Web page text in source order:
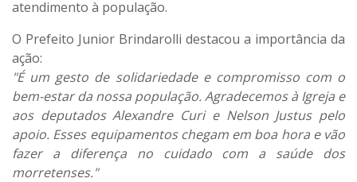
atendimento à população.
O Prefeito Junior Brindarolli destacou a importância da
ação:
"É um gesto de solidariedade e compromisso com o
bem-estar da nossa população. Agradecemos à Igreja e
aos deputados Alexandre Curi e Nelson Justus pelo
apoio. Esses equipamentos chegam em boa hora e vão
fazer a diferença no cuidado com a saúde dos
morretenses."